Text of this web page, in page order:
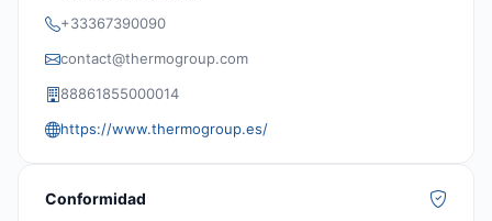
+33367390090
contact@thermogroup.com
88861855000014
https://www.thermogroup.es/
Conformidad